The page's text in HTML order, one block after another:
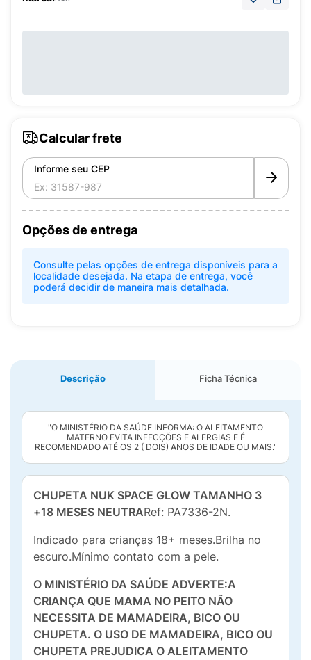
Calcular frete
Informe seu CEP
Opções de entrega
Consulte pelas opções de entrega disponíveis para a
localidade desejada. Na etapa de entrega, você
poderá decidir de maneira mais detalhada.
Descrição Ficha Técnica
"O MINISTÉRIO DA SAÚDE INFORMA: O ALEITAMENTO
MATERNO EVITA INFECÇÕES E ALERGIAS E É
RECOMENDADO ATÉ OS 2 ( DOIS) ANOS DE IDADE OU MAIS."
CHUPETA NUK SPACE GLOW TAMANHO 3
+18 MESES NEUTRARef: PA7336-2N.
Indicado para crianças 18+ meses.Brilha no
escuro.Mínimo contato com a pele.
O MINISTÉRIO DA SAÚDE ADVERTE:A
CRIANÇA QUE MAMA NO PEITO NÃO
NECESSITA DE MAMADEIRA, BICO OU
CHUPETA. O USO DE MAMADEIRA, BICO OU
CHUPETA PREJUDICA O ALEITAMENTO